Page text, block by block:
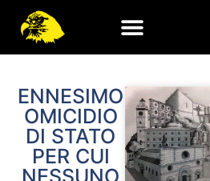
ENNESIMO
OMICIDIO
DI STATO
PER CUI